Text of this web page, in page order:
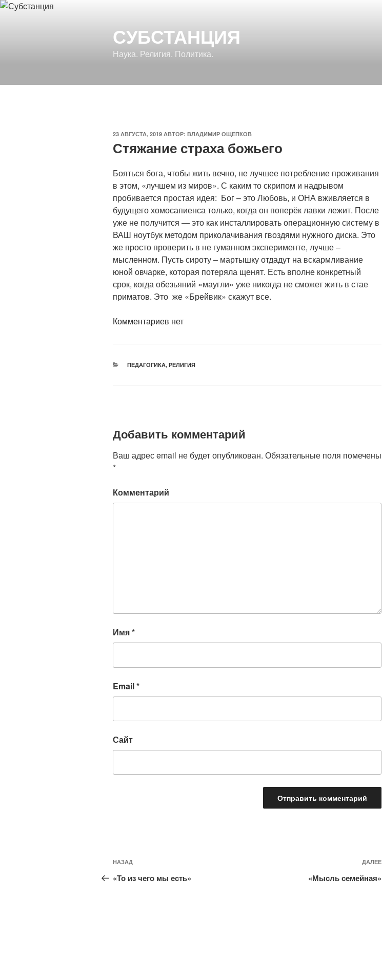
Перейти
СУБСТАНЦИЯ
Наука. Религия. Политика.
ОПУБЛИКОВАНО
23 АВГУСТА, 2019 АВТОР: ВЛАДИМИР ОЩЕПКОВ
Стяжание страха божьего
Бояться бога, чтобы жить вечно, не лучшее потребление проживания
в этом, «лучшем из миров». С каким то скрипом и надрывом
пробивается простая идея: Бог – это Любовь, и ОНА вживляется в
будущего хомосапиенса только, когда он поперёк лавки лежит. После
уже не получится — это как инсталлировать операционную систему в
ВАШ ноутбук методом приколачивания гвоздями нужного диска. Это
же просто проверить в не гуманном эксперименте, лучше –
мысленном. Пусть сироту – мартышку отдадут на вскармливание
юной овчарке, которая потеряла щенят. Есть вполне конкретный
срок, когда обезьяний «маугли» уже никогда не сможет жить в стае
приматов. Это же «Брейвик» скажут все.
Комментариев нет
РУБРИКИ
ПЕДАГОГИКА, РЕЛИГИЯ
Добавить комментарий
Ваш адрес email не будет опубликован. Обязательные поля помечены
*
Комментарий
Имя*
Email*
Сайт
Навигация
по
Предыдущая
запись:
НАЗАД
«То из чего мы есть»
ДАЛЕЕ
«Мысль семейная»